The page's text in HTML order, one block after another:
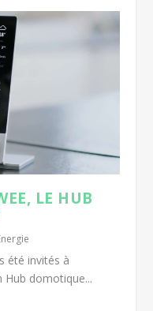
LE HUB
été invités à
Hub domotique...